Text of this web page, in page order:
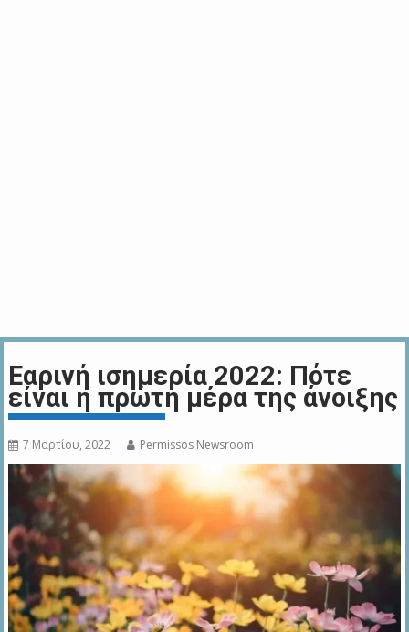
Εαρινή ισημερία 2022: Πότε
είναι η πρώτη μέρα της άνοιξης
7 Μαρτίου, 2022 Permissos Newsroom